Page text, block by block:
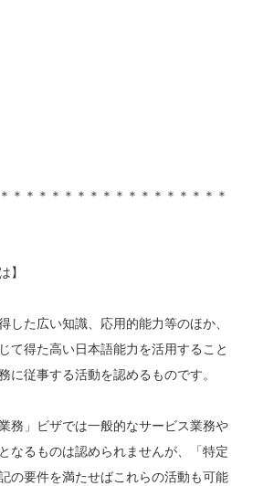
＊＊＊＊＊＊＊＊＊＊＊＊＊＊＊＊＊
】
した広い知識、応用的能力等のほか、
て得た高い日本語能力を活用すること
に従事する活動を認めるものです。
務」ビザでは一般的なサービス業務や
なるものは認められませんが、「特定
の要件を満たせばこれらの活動も可能